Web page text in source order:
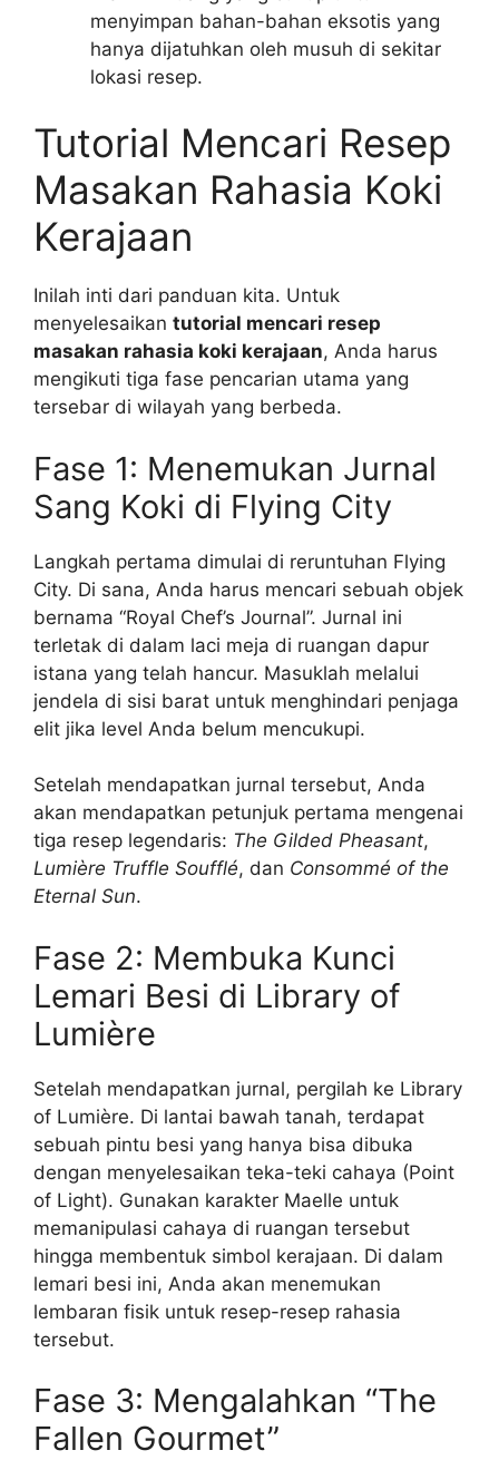
menyimpan bahan-bahan eksotis yang
hanya dijatuhkan oleh musuh di sekitar
lokasi resep.
Tutorial Mencari Resep
Masakan Rahasia Koki
Kerajaan
Inilah inti dari panduan kita. Untuk
menyelesaikan tutorial mencari resep
masakan rahasia koki kerajaan, Anda harus
mengikuti tiga fase pencarian utama yang
tersebar di wilayah yang berbeda.
Fase 1: Menemukan Jurnal
Sang Koki di Flying City
Langkah pertama dimulai di reruntuhan Flying
City. Di sana, Anda harus mencari sebuah objek
bernama “Royal Chef’s Journal”. Jurnal ini
terletak di dalam laci meja di ruangan dapur
istana yang telah hancur. Masuklah melalui
jendela di sisi barat untuk menghindari penjaga
elit jika level Anda belum mencukupi.
Setelah mendapatkan jurnal tersebut, Anda
akan mendapatkan petunjuk pertama mengenai
tiga resep legendaris: The Gilded Pheasant,
Lumière Truffle Soufflé, dan Consommé of the
Eternal Sun.
Fase 2: Membuka Kunci
Lemari Besi di Library of
Lumière
Setelah mendapatkan jurnal, pergilah ke Library
of Lumière. Di lantai bawah tanah, terdapat
sebuah pintu besi yang hanya bisa dibuka
dengan menyelesaikan teka-teki cahaya (Point
of Light). Gunakan karakter Maelle untuk
memanipulasi cahaya di ruangan tersebut
hingga membentuk simbol kerajaan. Di dalam
lemari besi ini, Anda akan menemukan
lembaran fisik untuk resep-resep rahasia
tersebut.
Fase 3: Mengalahkan “The
Fallen Gourmet”